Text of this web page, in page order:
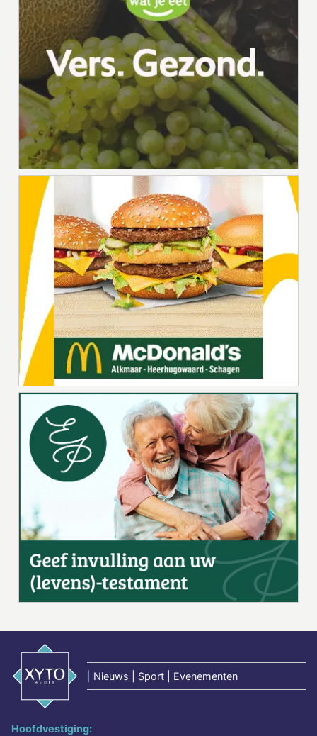
Nieuws | Sport | Evenementen
Hoofdvestiging: